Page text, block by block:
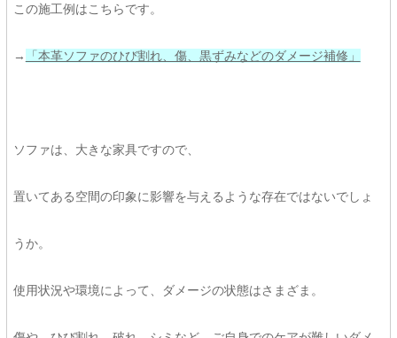
この施工例はこちらです。
→ 「本革ソファのひび割れ、傷、黒ずみなどのダメージ補修」
ソファは、大きな家具ですので、
置いてある空間の印象に影響を与えるような存在ではないでしょ
うか。
使用状況や環境によって、ダメージの状態はさまざま。